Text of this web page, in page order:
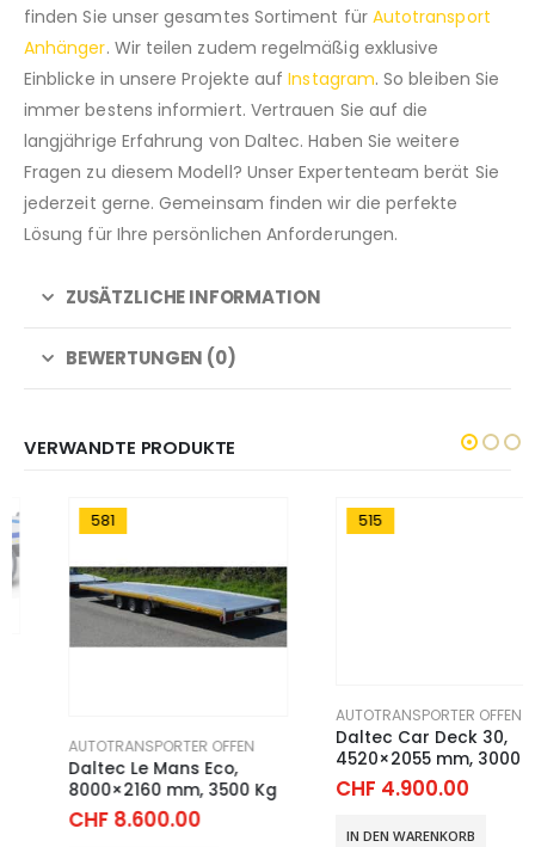
finden Sie unser gesamtes Sortiment für Autotransport
Anhänger. Wir teilen zudem regelmäßig exklusive
Einblicke in unsere Projekte aufInstagram. So bleiben Sie
immer bestens informiert. Vertrauen Sie auf die
langjährige Erfahrung von Daltec. Haben Sie weitere
Fragen zu diesem Modell? Unser Expertenteam berät Sie
jederzeit gerne. Gemeinsam finden wir die perfekte
Lösung für Ihre persönlichen Anforderungen.
ZUSÄTZLICHE INFORMATION
BEWERTUNGEN (0)
VERWANDTE PRODUKTE
AUTOTRANSPORTER OFFEN
Daltec Le Mans Eco,
8000×2160 mm, 3500 Kg
8.600.00
AUTOTRANSPORTER OFFEN
Daltec Car Deck 30,
4520×2055 mm, 3000 Kg
4.900.00
IN DEN WARENKORB